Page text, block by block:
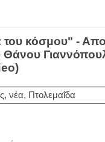
κόσμου" -
Θάνου